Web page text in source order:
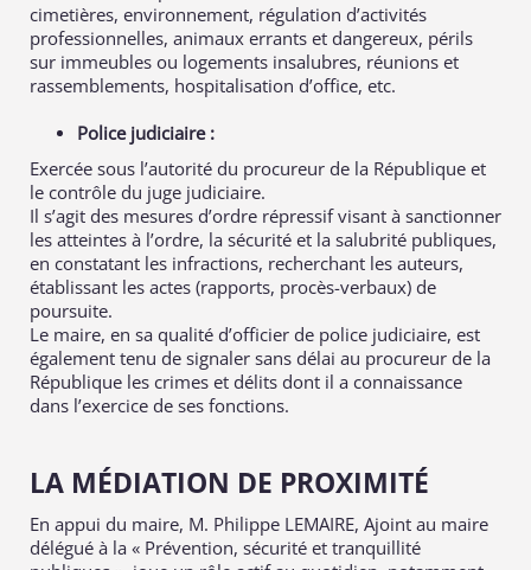
cimetières, environnement, régulation d’activités
professionnelles, animaux errants et dangereux, périls
sur immeubles ou logements insalubres, réunions et
rassemblements, hospitalisation d’office, etc.
Police judiciaire :
Exercée sous l’autorité du procureur de la République et
le contrôle du juge judiciaire.
Il s’agit des mesures d’ordre répressif visant à sanctionner
les atteintes à l’ordre, la sécurité et la salubrité publiques,
en constatant les infractions, recherchant les auteurs,
établissant les actes (rapports, procès-verbaux) de
poursuite.
Le maire, en sa qualité d’officier de police judiciaire, est
également tenu de signaler sans délai au procureur de la
République les crimes et délits dont il a connaissance
dans l’exercice de ses fonctions.
LA MÉDIATION DE PROXIMITÉ
En appui du maire, M. Philippe LEMAIRE, Ajoint au maire
délégué à la « Prévention, sécurité et tranquillité